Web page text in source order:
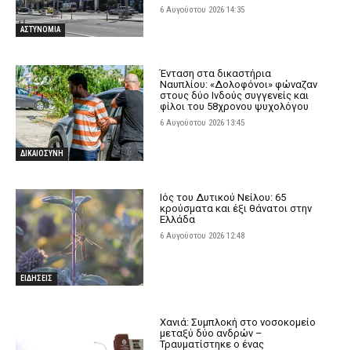
ΑΣΤΥΝΟΜΙΑ
6 Αυγούστου 2026 14:35
ΔΙΚΑΙΟΣΥΝΗ
Ένταση στα δικαστήρια
Ναυπλίου: «Δολοφόνοι» φώναζαν
στους δύο Ινδούς συγγενείς και
φίλοι του 58χρονου ψυχολόγου
6 Αυγούστου 2026 13:45
ΕΙΔΗΣΕΙΣ
Ιός του Δυτικού Νείλου: 65
κρούσματα και έξι θάνατοι στην
Ελλάδα
6 Αυγούστου 2026 12:48
Χανιά: Συμπλοκή στο νοσοκομείο
μεταξύ δύο ανδρών –
Τραυματίστηκε ο ένας